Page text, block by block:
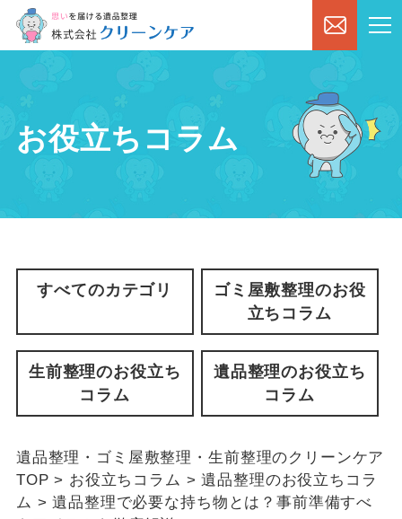
お役立ちコラム
すべてのカテゴリ
ゴミ屋敷整理のお役
立ちコラム
生前整理のお役立ち
コラム
遺品整理のお役立ち
コラム
遺品整理・ゴミ屋敷整理・生前整理のクリーンケア
TOP > お役立ちコラム >遺品整理のお役立ちコラ
ム >遺品整理で必要な持ち物とは？事前準備すべ